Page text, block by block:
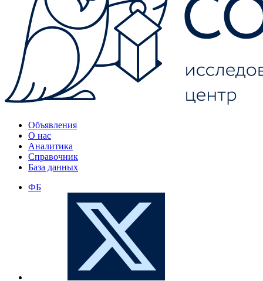
Объявления
О нас
Аналитика
Справочник
База данных
ФБ